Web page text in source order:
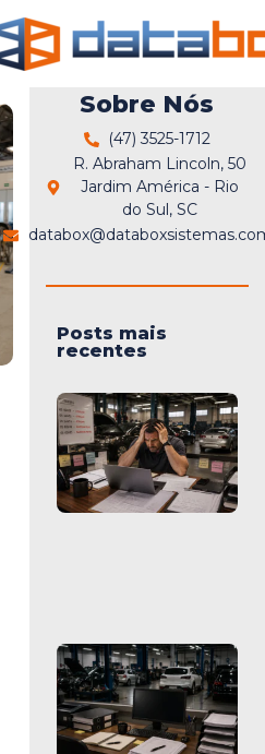
Sobre Nós
(47) 3525-1712
R. Abraham Lincoln, 50
Jardim América - Rio
do Sul, SC
Posts mais
recentes